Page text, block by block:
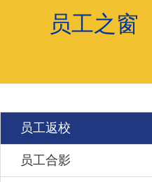
员工之窗
员工返校
员工合影